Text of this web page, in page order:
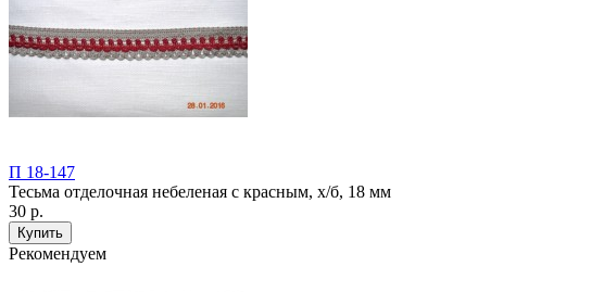
П 18-147
Тесьма отделочная небеленая с красным, х/б, 18 мм
30 р.
Рекомендуем